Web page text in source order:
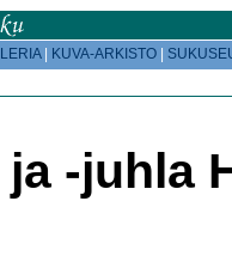
| KUVA-ARKISTO
-juhla